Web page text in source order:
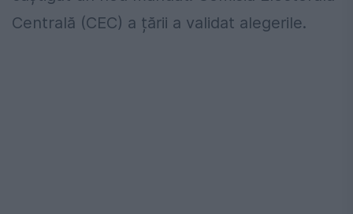
Centrală (CEC) a țării a validat alegerile.